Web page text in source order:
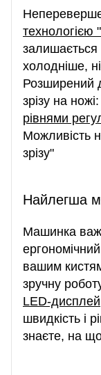
технологією
холодніше,
Розширений
зрізу на
рівнями
Можливість
зрізу"
Найлегша
Машинка
вашим
зручну
LED-дисплей
швидкість і
знаєте, на